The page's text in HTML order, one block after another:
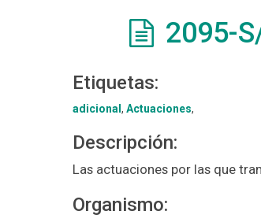
2095-
Etiquetas:
adicional , Actuaciones,
Descripción:
Las actuaciones por las que
Organismo: